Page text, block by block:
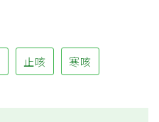
止咳 寒咳